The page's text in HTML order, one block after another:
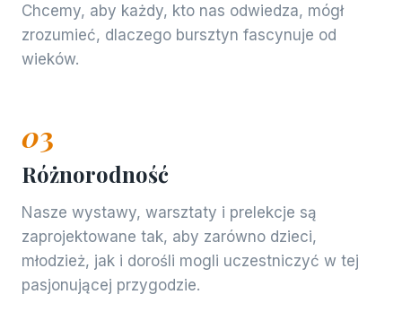
Chcemy, aby każdy, kto nas odwiedza, mógł
zrozumieć, dlaczego bursztyn fascynuje od
wieków.
03
Różnorodność
Nasze wystawy, warsztaty i prelekcje są
zaprojektowane tak, aby zarówno dzieci,
młodzież, jak i dorośli mogli uczestniczyć w tej
pasjonującej przygodzie.